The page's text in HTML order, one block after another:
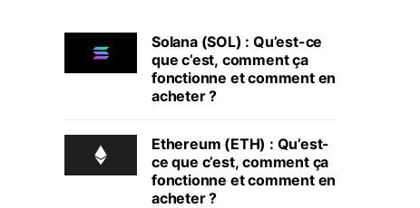
Solana (SOL) : Qu’est-ce
que c’est, comment ça
fonctionne et comment en
acheter ?
Ethereum (ETH) : Qu’est-
ce que c’est, comment ça
fonctionne et comment en
acheter ?